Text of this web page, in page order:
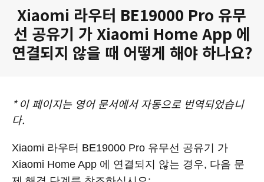
Xiaomi 라우터 BE19000 Pro 유무
선 공유기 가 Xiaomi Home App 에
연결되지 않을 때 어떻게 해야 하나요?
* 이 페이지는 영어 문서에서 자동으로 번역되었습니
다.
Xiaomi 라우터 BE19000 Pro 유무선 공유기 가
Xiaomi Home App 에 연결되지 않는 경우, 다음 문